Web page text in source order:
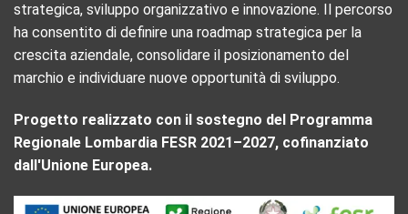
strategica, sviluppo organizzativo e innovazione. Il percorso
ha consentito di definire una roadmap strategica per la
crescita aziendale, consolidare il posizionamento del
marchio e individuare nuove opportunità di sviluppo.
Progetto realizzato con il sostegno del Programma
Regionale Lombardia FESR 2021–2027, cofinanziato
dall'Unione Europea.